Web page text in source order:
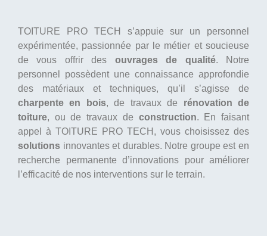
TOITURE PRO TECH s’appuie sur un personnel
expérimentée, passionnée par le métier et soucieuse
de vous offrir des ouvrages de qualité. Notre
personnel possèdent une connaissance approfondie
des matériaux et techniques, qu’il s’agisse de
charpente en bois, de travaux de rénovation de
toiture, ou de travaux de construction. En faisant
appel à TOITURE PRO TECH, vous choisissez des
solutions innovantes et durables. Notre groupe est en
recherche permanente d’innovations pour améliorer
l’efficacité de nos interventions sur le terrain.